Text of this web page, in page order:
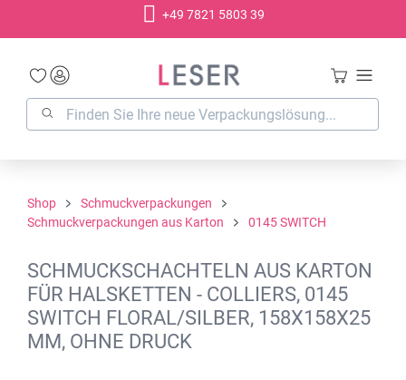
+49 7821 5803 39
Shop
Schmuckverpackungen
Schmuckverpackungen aus Karton
0145 SWITCH
SCHMUCKSCHACHTELN AUS KARTON
FÜR HALSKETTEN - COLLIERS, 0145
SWITCH FLORAL/SILBER, 158X158X25
MM, OHNE DRUCK